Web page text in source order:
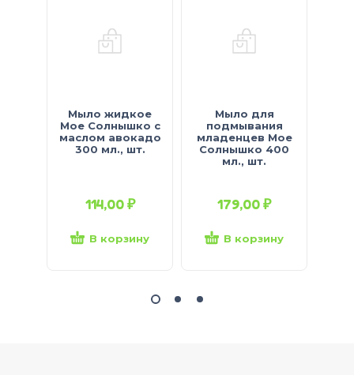
Мыло жидкое
Мое Солнышко с
маслом авокадо
300 мл., шт.
114,00₽
В корзину
Мыло для
подмывания
младенцев Мое
Солнышко 400
мл., шт.
179,00₽
В корзину